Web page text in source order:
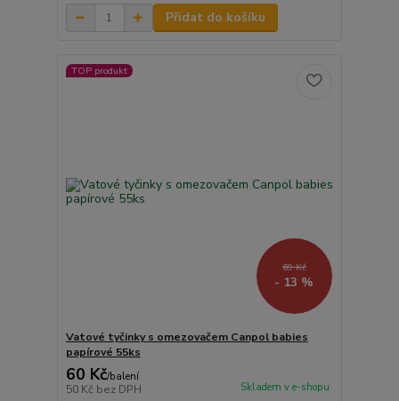
Přidat do košíku
TOP produkt
69 Kč
- 13 %
Vatové tyčinky s omezovačem Canpol babies
papírové 55ks
60 Kč/balení
50 Kč bez DPH Skladem v e-shopu